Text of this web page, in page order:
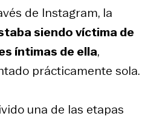
de Instagram, la
siendo víctima de
íntimas de ella,
prácticamente sola.
una de las etapas